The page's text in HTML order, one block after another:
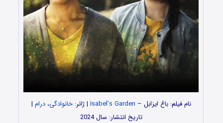
نام فیلم: باغ ایزابل – Isabel’s Garden | ژانر:خانوادگی،درام |
تاریخ انتشار: سال 2024